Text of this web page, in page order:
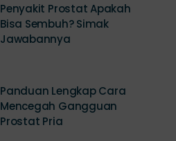
Penyakit Prostat Apakah
Bisa Sembuh? Simak
Jawabannya
Panduan Lengkap Cara
Mencegah Gangguan
Prostat Pria